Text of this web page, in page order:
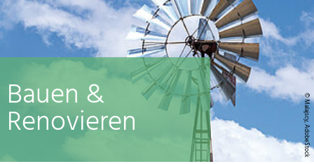
© Malajscy, AdobeStock
Bauen &
Renovieren